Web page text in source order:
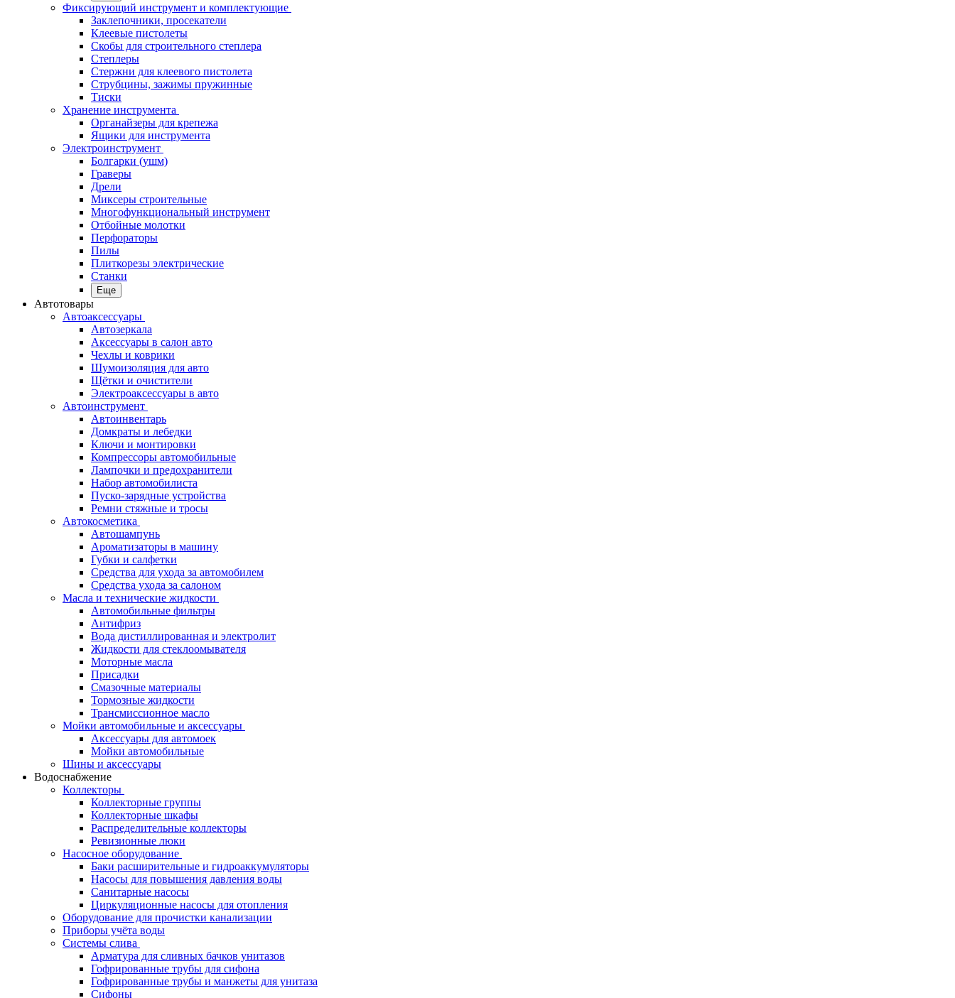
Фиксирующий инструмент и комплектующие
Заклепочники, просекатели
Клеевые пистолеты
Скобы для строительного степлера
Степлеры
Стержни для клеевого пистолета
Струбцины, зажимы пружинные
Тиски
Хранение инструмента
Органайзеры для крепежа
Ящики для инструмента
Электроинструмент
Болгарки (ушм)
Граверы
Дрели
Миксеры строительные
Многофункциональный инструмент
Отбойные молотки
Перфораторы
Пилы
Плиткорезы электрические
Станки
Еще
Автотовары
Автоаксессуары
Автозеркала
Аксессуары в салон авто
Чехлы и коврики
Шумоизоляция для авто
Щётки и очистители
Электроаксессуары в авто
Автоинструмент
Автоинвентарь
Домкраты и лебедки
Ключи и монтировки
Компрессоры автомобильные
Лампочки и предохранители
Набор автомобилиста
Пуско-зарядные устройства
Ремни стяжные и тросы
Автокосметика
Автошампунь
Ароматизаторы в машину
Губки и салфетки
Средства для ухода за автомобилем
Средства ухода за салоном
Масла и технические жидкости
Автомобильные фильтры
Антифриз
Вода дистиллированная и электролит
Жидкости для стеклоомывателя
Моторные масла
Присадки
Смазочные материалы
Тормозные жидкости
Трансмиссионное масло
Мойки автомобильные и аксессуары
Аксессуары для автомоек
Мойки автомобильные
Шины и аксессуары
Водоснабжение
Коллекторы
Коллекторные группы
Коллекторные шкафы
Распределительные коллекторы
Ревизионные люки
Насосное оборудование
Баки расширительные и гидроаккумуляторы
Насосы для повышения давления воды
Санитарные насосы
Циркуляционные насосы для отопления
Оборудование для прочистки канализации
Приборы учёта воды
Системы слива
Арматура для сливных бачков унитазов
Гофрированные трубы для сифона
Гофрированные трубы и манжеты для унитаза
Сифоны